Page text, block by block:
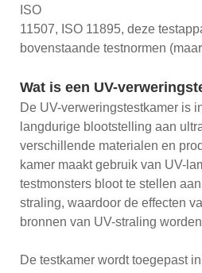
ISO
11507, ISO 11895, deze
bovenstaande testnormen
Wat is een UV-
De UV-verweringstestkamer is
langdurige blootstelling aan
verschillende materialen en
kamer maakt gebruik van UV-
testmonsters bloot te stellen
straling, waardoor de effecten
bronnen van UV-straling
De testkamer wordt toegepast